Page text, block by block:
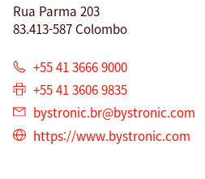
Rua Parma 203
83.413-587 Colombo
+55 41 3666 9000
+55 41 3606 9835
bystronic.br@bystronic.com
https://www.bystronic.com